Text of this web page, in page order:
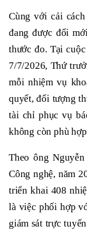
Cùng với cải
đang được đổi
thước đo. Tại
7/7/2026, Thứ
mỗi nhiệm vụ
quyết, đối tượng
tài chỉ phục vụ
không còn phù
Theo ông
Công nghệ, năm
triển khai 408
là việc phối hợp
giám sát trực